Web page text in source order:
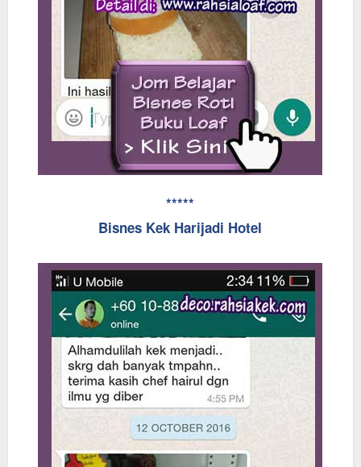
*****
Bisnes Kek Harijadi Hotel